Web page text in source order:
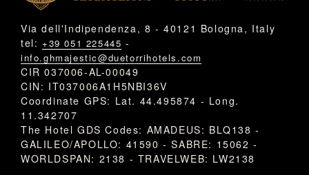
Via dell'Indipendenza, 8 - 40121 Bologna, Italy
tel: +39 051 225445 -
info.ghmajestic@duetorrihotels.com
CIR 037006-AL-00049
CIN: IT037006A1H5NBI36V
Coordinate GPS: Lat. 44.495874 - Long.
11.342707
The Hotel GDS Codes: AMADEUS: BLQ138 -
GALILEO/APOLLO: 41590 - SABRE: 15062 -
WORLDSPAN: 2138 - TRAVELWEB: LW2138